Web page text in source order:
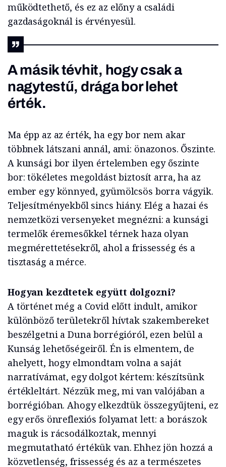
működtethető, és ez az előny a családi
gazdaságoknál is érvényesül.
A másik tévhit, hogy csak a
nagytestű, drága bor lehet
érték.
Ma épp az az érték, ha egy bor nem akar
többnek látszani annál, ami: önazonos. Őszinte.
A kunsági bor ilyen értelemben egy őszinte
bor: tökéletes megoldást biztosít arra, ha az
ember egy könnyed, gyümölcsös borra vágyik.
Teljesítményekből sincs hiány. Elég a hazai és
nemzetközi versenyeket megnézni: a kunsági
termelők éremesőkkel térnek haza olyan
megmérettetésekről, ahol a frissesség és a
tisztaság a mérce.
Hogyan kezdtetek együtt dolgozni?
A történet még a Covid előtt indult, amikor
különböző területekről hívtak szakembereket
beszélgetni a Duna borrégióról, ezen belül a
Kunság lehetőségeiről. Én is elmentem, de
ahelyett, hogy elmondtam volna a saját
narratívámat, egy dolgot kértem: készítsünk
értékleltárt. Nézzük meg, mi van valójában a
borrégióban. Ahogy elkezdtük összegyűjteni, ez
egy erős önreflexiós folyamat lett: a borászok
maguk is rácsodálkoztak, mennyi
megmutatható értékük van. Ehhez jön hozzá a
közvetlenség, frissesség és az a természetes